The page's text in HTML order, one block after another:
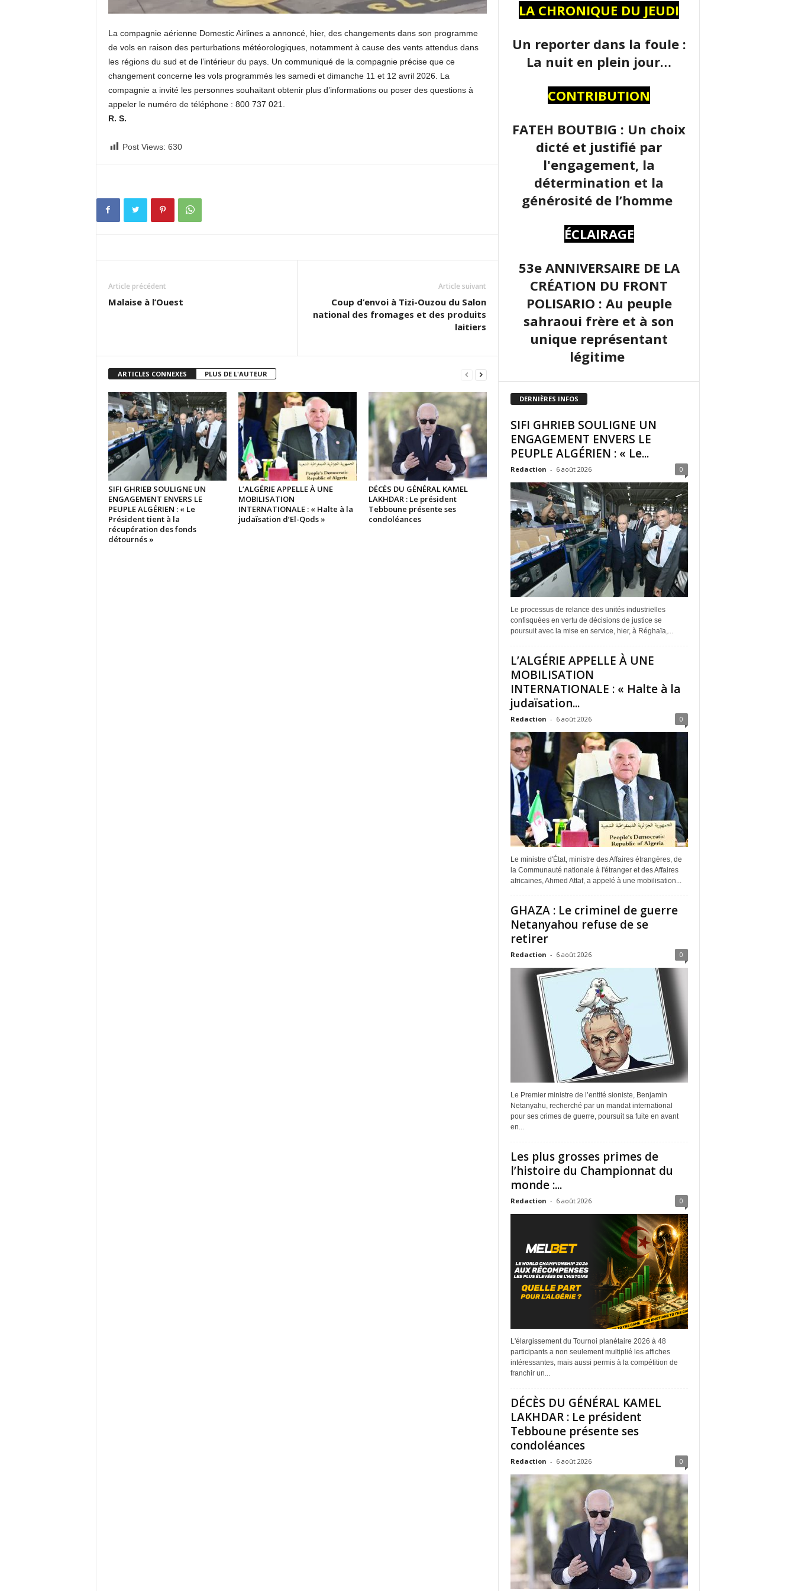
La compagnie aérienne Domestic Airlines a annoncé, hier, des changements dans son programme
de vols en raison des perturbations météorologiques, notamment à cause des vents attendus dans
les régions du sud et de l’intérieur du pays. Un communiqué de la compagnie précise que ce
changement concerne les vols programmés les samedi et dimanche 11 et 12 avril 2026. La
compagnie a invité les personnes souhaitant obtenir plus d’informations ou poser des questions à
appeler le numéro de téléphone : 800 737 021.
R. S.
Post Views: 630
Article précédent
Malaise à l’Ouest
Article suivant
Coup d’envoi à Tizi-Ouzou du Salon
national des fromages et des produits
laitiers
ARTICLES CONNEXES PLUS DE L'AUTEUR
SIFI GHRIEB SOULIGNE UN
ENGAGEMENT ENVERS LE
PEUPLE ALGÉRIEN : « Le
Président tient à la
récupération des fonds
détournés »
L’ALGÉRIE APPELLE À UNE
MOBILISATION
INTERNATIONALE : « Halte à la
judaïsation d’El-Qods »
DÉCÈS DU GÉNÉRAL KAMEL
LAKHDAR : Le président
Tebboune présente ses
condoléances
LA CHRONIQUE DU JEUDI
Un reporter dans la foule :
La nuit en plein jour…
CONTRIBUTION
FATEH BOUTBIG : Un choix
dicté et justifié par
l'engagement, la
détermination et la
générosité de l’homme
ÉCLAIRAGE
53e ANNIVERSAIRE DE LA
CRÉATION DU FRONT
POLISARIO : Au peuple
sahraoui frère et à son
unique représentant
légitime
DERNIÈRES INFOS
SIFI GHRIEB SOULIGNE UN
ENGAGEMENT ENVERS LE
PEUPLE ALGÉRIEN : « Le...
Redaction - 6 août 2026 0
Le processus de relance des unités industrielles
confisquées en vertu de décisions de justice se
poursuit avec la mise en service, hier, à Réghaïa,...
L’ALGÉRIE APPELLE À UNE
MOBILISATION
INTERNATIONALE : « Halte à la
judaïsation...
Redaction - 6 août 2026 0
Le ministre d'État, ministre des Affaires étrangères, de
la Communauté nationale à l'étranger et des Affaires
africaines, Ahmed Attaf, a appelé à une mobilisation...
GHAZA : Le criminel de guerre
Netanyahou refuse de se
retirer
Redaction - 6 août 2026 0
Le Premier ministre de l’entité sioniste, Benjamin
Netanyahu, recherché par un mandat international
pour ses crimes de guerre, poursuit sa fuite en avant
en...
Les plus grosses primes de
l’histoire du Championnat du
monde :...
Redaction - 6 août 2026 0
L'élargissement du Tournoi planétaire 2026 à 48
participants a non seulement multiplié les affiches
intéressantes, mais aussi permis à la compétition de
franchir un...
DÉCÈS DU GÉNÉRAL KAMEL
LAKHDAR : Le président
Tebboune présente ses
condoléances
Redaction - 6 août 2026 0